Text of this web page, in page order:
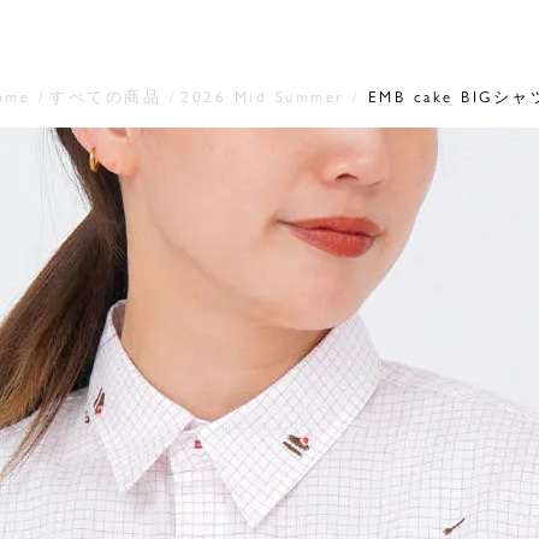
すべての商品 2026 Mid Summer EMB cake BIGシャ